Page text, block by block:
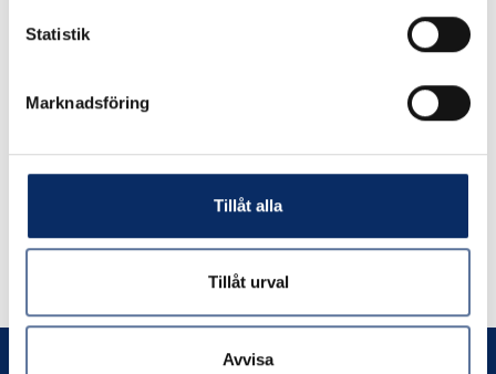
Statistik
Marknadsföring
Tillåt alla
Tillåt urval
Avvisa
expand_more
Liknande produkter
Andra har även tittat på